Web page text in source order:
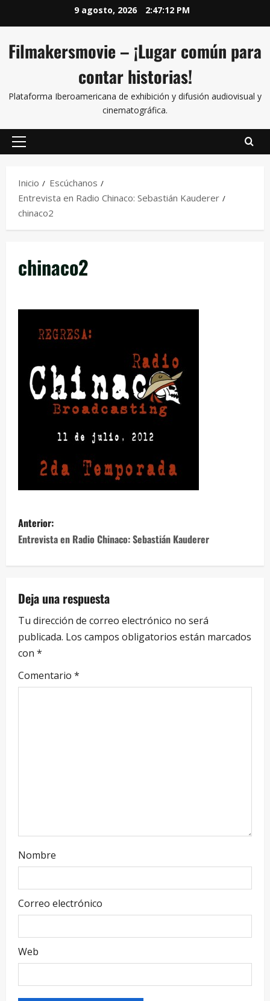
9 agosto, 2026 2:47:12 PM
Filmakersmovie – ¡Lugar común para
contar historias!
Plataforma Iberoamericana de exhibición y difusión audiovisual y
cinematográfica.
Inicio
Escúchanos
Entrevista en Radio Chinaco: Sebastián Kauderer
chinaco2
chinaco2
Anterior:
Entrevista en Radio Chinaco: Sebastián Kauderer
Deja una respuesta
Tu dirección de correo electrónico no será
publicada. Los campos obligatorios están marcados
con *
Comentario *
Nombre
Correo electrónico
Web